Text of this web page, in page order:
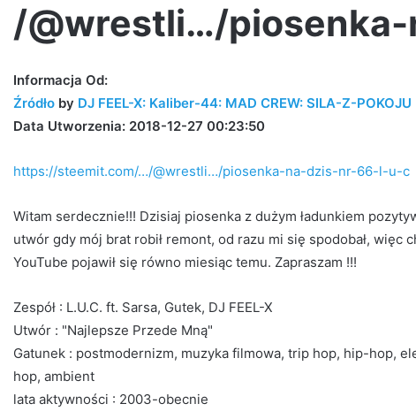
/@wrestli…/
Informacja Od:
Źródło by DJ FEEL-X: Kaliber-44: MAD CREW: SILA-Z-POKOJU
Data Utworzenia: 2018-12-27 00:23:50
https://steemit.com/…/@wrestli…/piosenka-na-dzis-nr-66-l-u-c
Witam serdecznie!!! Dzisiaj piosenka z dużym ładunkiem
utwór gdy mój brat robił remont, od razu mi się spodobał, więc
YouTube pojawił się równo miesiąc temu. Zapraszam !!!
Zespół : L.U.C. ft. Sarsa, Gutek, DJ FEEL-X
Utwór : "Najlepsze Przede Mną"
Gatunek : postmodernizm, muzyka filmowa, trip hop, hip-hop,
hop, ambient
lata aktywności : 2003-obecnie
#rap
Step
6 dni ago
Jano PW w Step Records!